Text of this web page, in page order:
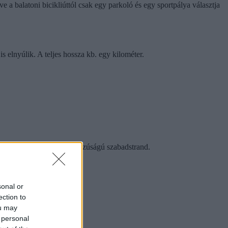
or
to
may
a balatoni bicikliúttól csak egy parkoló és egy sportpálya választja
elnyúlik. A teljes hossza kb. egy kilométer.
kb. 2,5 kilométer hosszúságú szabadstrand.